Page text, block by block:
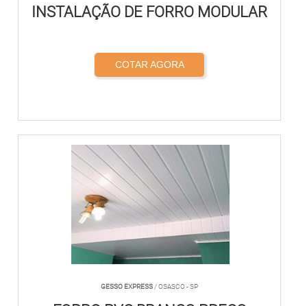
INSTALAÇÃO DE FORRO MODULAR
COTAR AGORA
GESSO EXPRESS / OSASCO - SP